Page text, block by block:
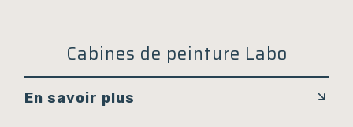
Cabines de peinture Labo
En savoir plus